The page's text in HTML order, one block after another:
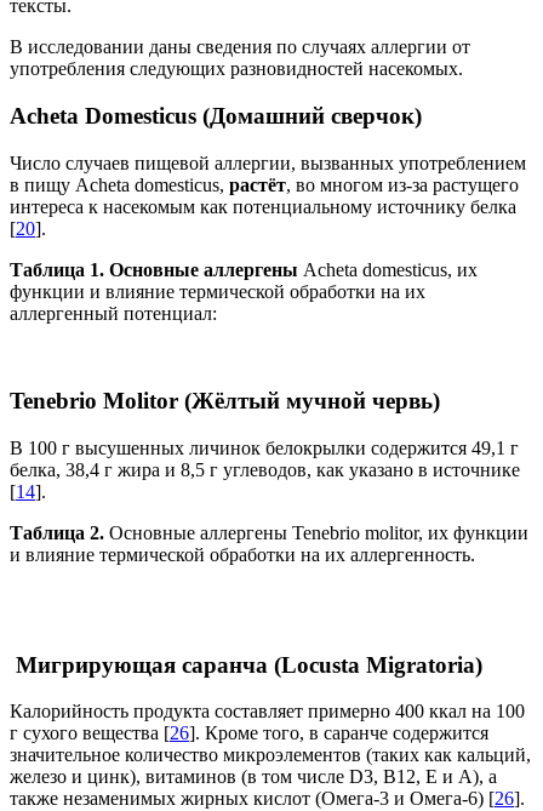
тексты.
В исследовании даны сведения по случаях аллергии от
употребления следующих разновидностей насекомых.
Acheta Domesticus (Домашний сверчок)
Число случаев пищевой аллергии, вызванных употреблением
в пищу Acheta domesticus, растёт, во многом из-за растущего
интереса к насекомым как потенциальному источнику белка
[20].
Таблица 1. Основные аллергены Acheta domesticus, их
функции и влияние термической обработки на их
аллергенный потенциал:
Tenebrio Molitor (Жёлтый мучной червь)
В 100 г высушенных личинок белокрылки содержится 49,1 г
белка, 38,4 г жира и 8,5 г углеводов, как указано в источнике
[14].
Таблица 2. Основные аллергены Tenebrio molitor, их функции
и влияние термической обработки на их аллергенность.
Мигрирующая саранча (Locusta Migratoria)
Калорийность продукта составляет примерно 400 ккал на 100
г сухого вещества [26]. Кроме того, в саранче содержится
значительное количество микроэлементов (таких как кальций,
железо и цинк), витаминов (в том числе D3, B12, E и A), а
также незаменимых жирных кислот (Омега-3 и Омега-6) [26].